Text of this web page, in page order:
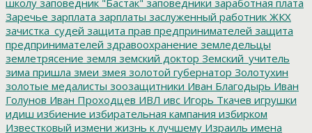
Заречье зарплата зарплаты заслуженный работник ЖКХ
зачистка_судей защита прав предпринимателей защита
предпринимателей здравоохранение земледельцы
землетрясение земля земский доктор Земский_учитель
зима пришла змеи змея золотой губернатор Золотухин
золотые медалисты зоозащитники Иван Благодырь Иван
Голунов Иван Проходцев ИВЛ ивс Игорь Ткачев игрушки
идиш избиение избирательная кампания избирком
Известковый измени жизнь к лучшему Израиль имена